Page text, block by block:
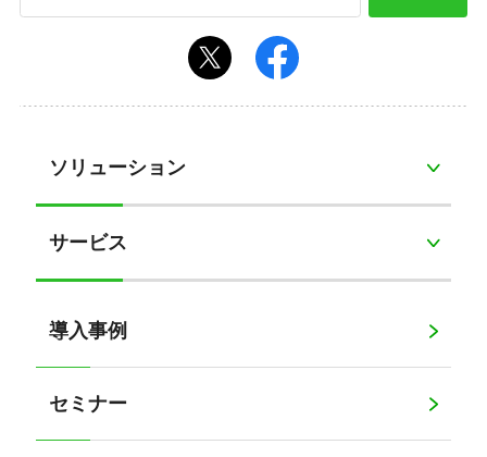
ソリューション
サービス
導入事例
セミナー